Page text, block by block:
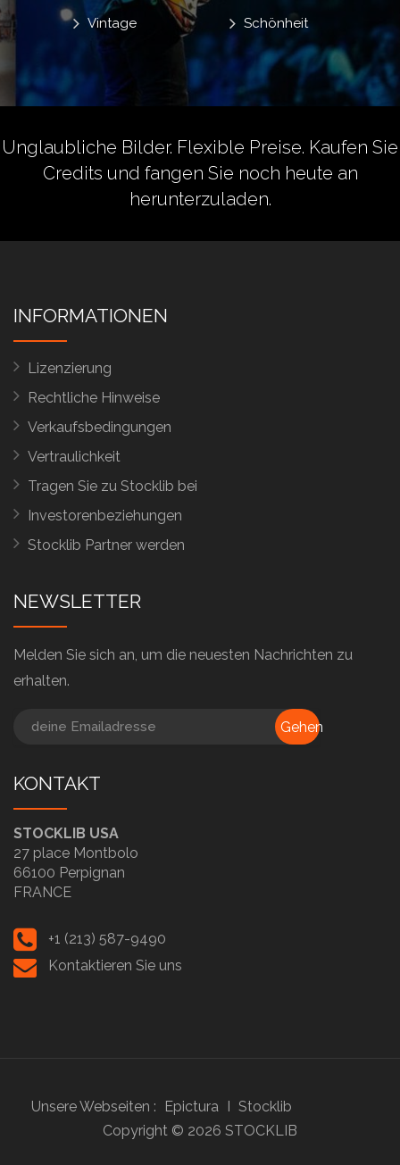
Schönheit
Vintage
Unglaubliche Bilder. Flexible Preise. Kaufen Sie
Credits und fangen Sie noch heute an
herunterzuladen.
INFORMATIONEN
Lizenzierung
Rechtliche Hinweise
Verkaufsbedingungen
Vertraulichkeit
Tragen Sie zu Stocklib bei
Investorenbeziehungen
Stocklib Partner werden
NEWSLETTER
Melden Sie sich an, um die neuesten Nachrichten zu
erhalten.
Gehen
KONTAKT
STOCKLIB USA
27 place Montbolo
66100 Perpignan
FRANCE
+1 (213) 587-9490
Kontaktieren Sie uns
Unsere Webseiten : Epictura
Stocklib
Copyright © 2026 STOCKLIB